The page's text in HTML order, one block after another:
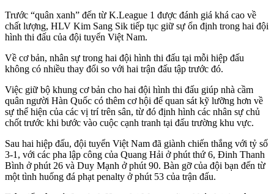
Trước “quân xanh” đến từ K.League 1 được đánh giá khá cao về
chất lượng, HLV Kim Sang Sik tiếp tục giữ sự ổn định trong hai đội
hình thi đấu của đội tuyển Việt Nam.
Về cơ bản, nhân sự trong hai đội hình thi đấu tại mỗi hiệp đấu
không có nhiều thay đổi so với hai trận đấu tập trước đó.
Việc giữ bộ khung cơ bản cho hai đội hình thi đấu giúp nhà cầm
quân người Hàn Quốc có thêm cơ hội để quan sát kỹ lưỡng hơn về
sự thể hiện của các vị trí trên sân, từ đó định hình các nhân sự chủ
chốt trước khi bước vào cuộc cạnh tranh tại đấu trường khu vực.
Sau hai hiệp đấu, đội tuyển Việt Nam đã giành chiến thắng với tỷ số
3-1, với các pha lập công của Quang Hải ở phút thứ 6, Đinh Thanh
Bình ở phút 26 và Duy Mạnh ở phút 90. Bàn gỡ của đội bạn đến từ
một tình huống đá phạt penalty ở phút 53 của trận đấu.